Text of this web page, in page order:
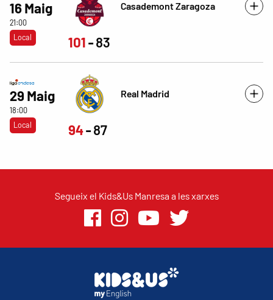
16 Maig
21:00
Local
Casademont Zaragoza
101 83
29 Maig
18:00
Local
Real Madrid
94 87
Segueix el Kids&Us Manresa a les xarxes